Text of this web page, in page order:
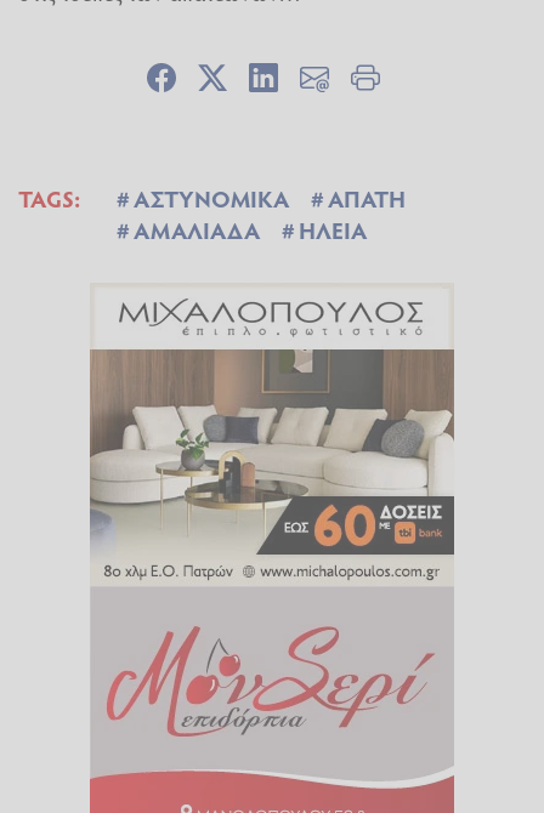
TAGS: ΑΣΤΥΝΟΜΙΚΑ
ΑΠΑΤΗ
ΑΜΑΛΙΑΔΑ
ΗΛΕΙΑ